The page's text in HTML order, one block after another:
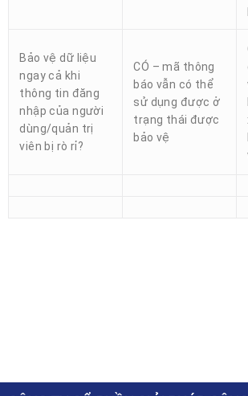
Bảo vệ dữ liệu
ngay cả khi
thông tin đăng
nhập của người
dùng/quản trị
viên bị rò rỉ?
CÓ – mã thông
báo vẫn có thể
sử dụng được ở
trạng thái được
bảo vệ